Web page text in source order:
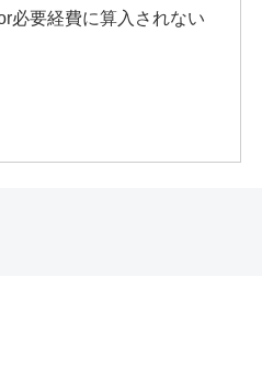
必要経費に算入されない